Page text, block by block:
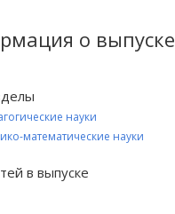
о выпуске
науки
математические науки
в выпуске